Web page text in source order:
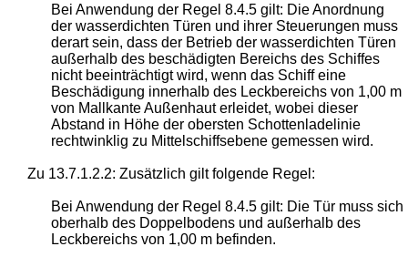
Bei Anwendung der Regel 8.4.5 gilt: Die Anordnung
der wasserdichten Türen und ihrer Steuerungen muss
derart sein, dass der Betrieb der wasserdichten Türen
außerhalb des beschädigten Bereichs des Schiffes
nicht beeinträchtigt wird, wenn das Schiff eine
Beschädigung innerhalb des Leckbereichs von 1,00 m
von Mallkante Außenhaut erleidet, wobei dieser
Abstand in Höhe der obersten Schottenladelinie
rechtwinklig zu Mittelschiffsebene gemessen wird.
Zu 13.7.1.2.2: Zusätzlich gilt folgende Regel:
Bei Anwendung der Regel 8.4.5 gilt: Die Tür muss sich
oberhalb des Doppelbodens und außerhalb des
Leckbereichs von 1,00 m befinden.